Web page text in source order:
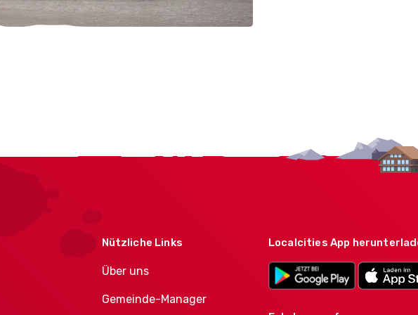
Nützliche Links
Über uns
Gemeinde-Manager
Localcities App